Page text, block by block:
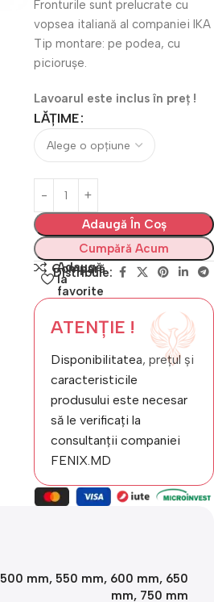
Fronturile sunt prelucrate cu
vopsea italiană al companiei IKA
Tip montare: pe podea, cu
piciorușe.
Lavoarul este inclus în preț !
LĂȚIME
Adaugă În Coș
Cumpără Acum
Compară
Adaugă
la
favorite
Distribuie:
ATENȚIE !
Disponibilitatea, prețul și
caracteristicile
produsului este necesar
să le verificați la
consultanții companiei
FENIX.MD
500 mm, 550 mm, 600 mm, 650
mm, 750 mm